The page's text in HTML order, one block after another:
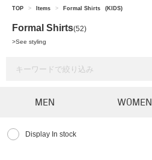
TOP > Items > Formal Shirts (KIDS)
Formal Shirts(52)
>See styling
MEN WOMEN
Display In stock